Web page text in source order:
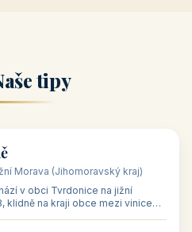
tipy
Morava (Jihomoravský kraj)
v obci Tvrdonice na jižní
klidně na kraji obce mezi vinicemi,